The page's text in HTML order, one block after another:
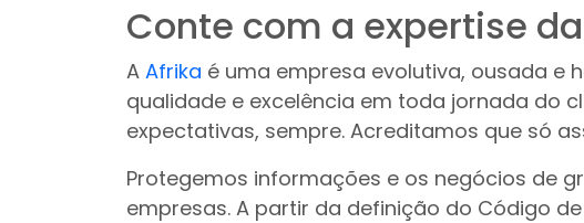
Conte com a expertise
A Afrika é uma empresa evolutiva, ousada e
qualidade e excelência em toda jornada do
expectativas, sempre. Acreditamos que só
Protegemos informações e os negócios de
empresas. A partir da definição do Código